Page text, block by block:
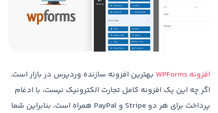
افزونه WPForms
بهترین افزونه سازنده وردپرس در بازار است.
اگر چه این یک افزونه کامل تجارت الکترونیک نیست، با ادغام
پرداخت برای هر دو Stripe و PayPal همراه است، بنابراین شما